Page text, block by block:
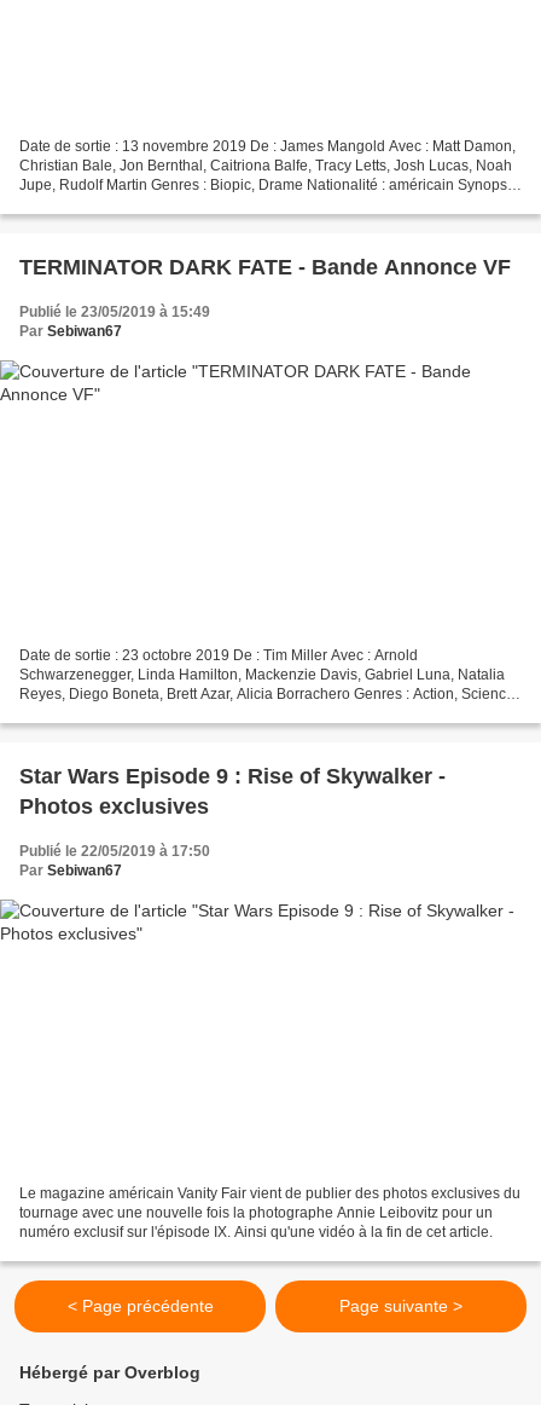
Date de sortie : 13 novembre 2019 De : James Mangold Avec : Matt Damon,
Christian Bale, Jon Bernthal, Caitriona Balfe, Tracy Letts, Josh Lucas, Noah
Jupe, Rudolf Martin Genres : Biopic, Drame Nationalité : américain Synopsis
TERMINATOR DARK FATE - Bande Annonce VF
Publié le 23/05/2019 à 15:49
Par Sebiwan67
Date de sortie : 23 octobre 2019 De : Tim Miller Avec : Arnold
Schwarzenegger, Linda Hamilton, Mackenzie Davis, Gabriel Luna, Natalia
Reyes, Diego Boneta, Brett Azar, Alicia Borrachero Genres : Action, Science
Star Wars Episode 9 : Rise of Skywalker -
Photos exclusives
Publié le 22/05/2019 à 17:50
Par Sebiwan67
Le magazine américain Vanity Fair vient de publier des photos exclusives du
tournage avec une nouvelle fois la photographe Annie Leibovitz pour un
numéro exclusif sur l'épisode IX. Ainsi qu'une vidéo à la fin de cet article.
< Page précédente Page suivante >
Hébergé par Overblog